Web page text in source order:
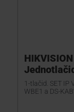
1-tlačid. SET IP
WBE1 a DS-